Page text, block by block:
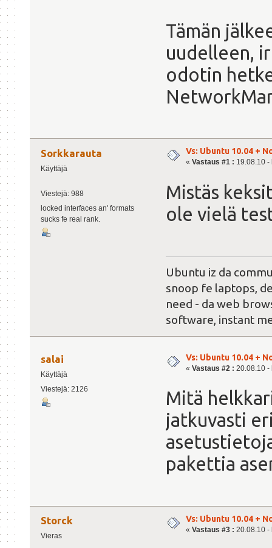
Tämän
uudelleen,
odotin
Sorkkarauta
Käyttäjä
Viestejä: 988
locked interfaces an' formats
sucks fe real rank.
Vs: Ubuntu 10.04 +
« Vastaus #1 : 19.08.10 -
Mistäs
ole vielä
Ubuntu iz da
snoop fe laptops,
need - da web
software, instant
salai
Käyttäjä
Viestejä: 2126
Vs: Ubuntu 10.04 +
« Vastaus #2 : 20.08.10 -
Mitä
jatkuvasti
pakettia
Storck
Vieras
Vs: Ubuntu 10.04 +
« Vastaus #3 : 20.08.10 -